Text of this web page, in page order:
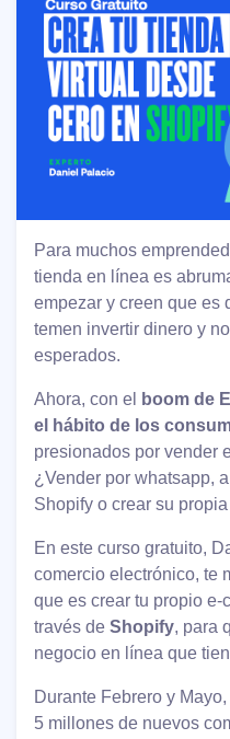
Para muchos
tienda en línea es
empezar y creen que es
temen invertir dinero y
esperados.
Ahora, con el
boom de
el hábito de los
presionados por vender
¿Vender por whatsapp,
Shopify o crear su
En este curso gratuito,
comercio electrónico, te
que es crear tu propio
través de Shopify, para
negocio en línea que
Durante Febrero y
5 millones de nuevos